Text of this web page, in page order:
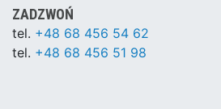
ZADZWOŃ
tel. +48 68 456 54 62
tel. +48 68 456 51 98